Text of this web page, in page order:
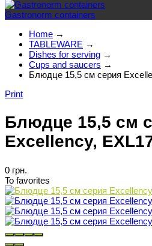
Gastronorm containers
Home →
TABLEWARE →
Dishes for serving →
Cups and saucers →
Блюдце 15,5 см серия
Print
Блюдце 15,5 см
Excellency,
0 грн.
To favorites